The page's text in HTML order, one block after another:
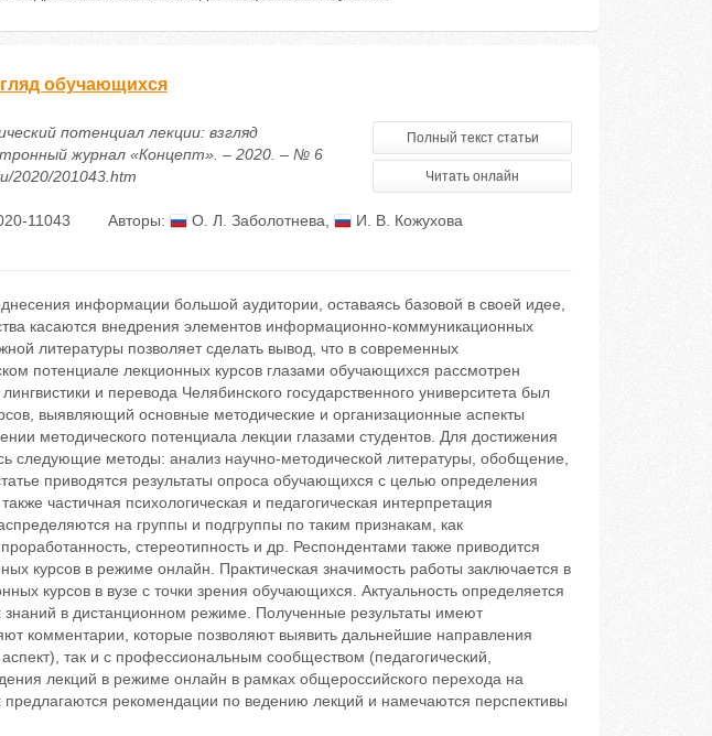
обучающихся
потенциал лекции: взгляд
журнал «Концепт». – 2020. – № 6
2020/201043.htm
Полный текст статьи
Читать онлайн
11043 Авторы: О. Л. Заболотнева
И. В. Кожухова
информации большой аудитории, оставаясь базовой в своей идее,
касаются внедрения элементов информационно-коммуникационных
литературы позволяет сделать вывод, что в современных
потенциале лекционных курсов глазами обучающихся рассмотрен
и перевода Челябинского государственного университета был
выявляющий основные методические и организационные аспекты
методического потенциала лекции глазами студентов. Для достижения
следующие методы: анализ научно-методической литературы, обобщение,
приводятся результаты опроса обучающихся с целью определения
частичная психологическая и педагогическая интерпретация
на группы и подгруппы по таким признакам, как
стереотипность и др. Респондентами также приводится
курсов в режиме онлайн. Практическая значимость работы заключается в
курсов в вузе с точки зрения обучающихся. Актуальность определяется
в дистанционном режиме. Полученные результаты имеют
комментарии, которые позволяют выявить дальнейшие направления
так и с профессиональным сообществом (педагогический,
лекций в режиме онлайн в рамках общероссийского перехода на
рекомендации по ведению лекций и намечаются перспективы